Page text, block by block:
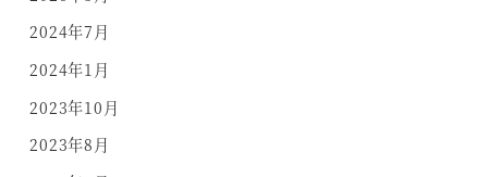
2024年7月
2024年1月
2023年10月
2023年8月